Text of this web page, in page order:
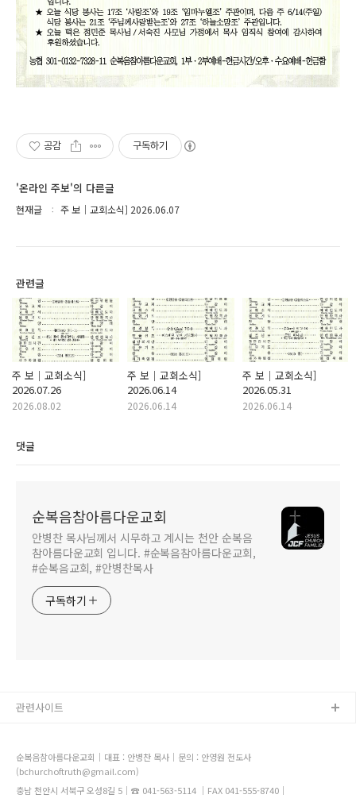
공감 구독하기
'온라인 주보'의 다른글
현재글 주 보｜교회소식] 2026.06.07
관련글
주 보｜교회소식]
2026.07.26
2026.08.02
주 보｜교회소식]
2026.06.14
2026.06.14
주 보｜교회소식]
2026.05.31
2026.06.14
댓글
순복음참아름다운교회
안병찬 목사님께서 시무하고 계시는 천안 순복음
참아름다운교회 입니다. #순복음참아름다운교회,
#순복음교회, #안병찬목사
구독하기
순복음참아름다운교회｜대표 : 안병찬 목사｜문의 : 안영원 전도사
(bchurchoftruth@gmail.com)
충남 천안시 서북구 오성8길 5｜☎ 041-563-5114 ｜FAX 041-555-8740｜
관련사이트